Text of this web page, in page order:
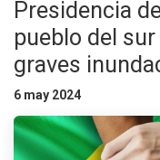
Presidencia
pueblo del
graves
6 may 2024